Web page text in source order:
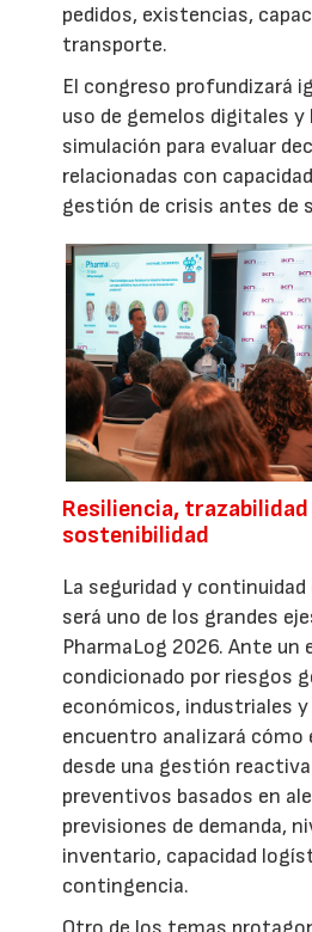
pedidos, existencias,
transporte.
El congreso profundizará
uso de gemelos digitales
simulación para evaluar
relacionadas con
gestión de crisis antes de
Resiliencia,
sostenibilidad
La seguridad y
será uno de los grandes
PharmaLog 2026. Ante un
condicionado por riesgos
económicos, industriales
encuentro analizará cómo
desde una gestión
preventivos basados en
previsiones de demanda,
inventario, capacidad
contingencia.